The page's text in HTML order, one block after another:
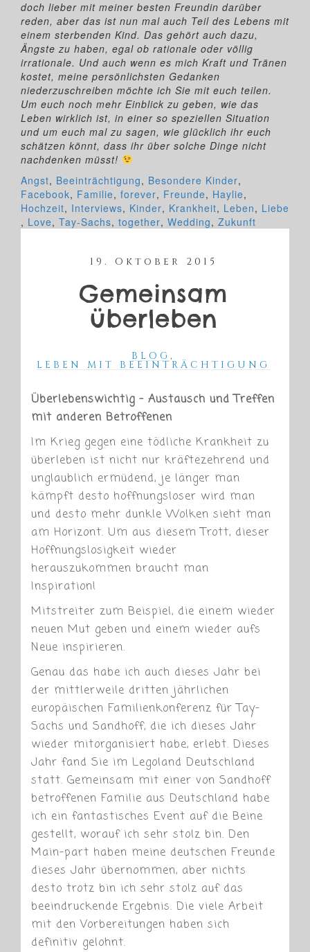
doch lieber mit meiner besten Freundin darüber
reden, aber das ist nun mal auch Teil des Lebens mit
einem sterbenden Kind. Das gehört auch dazu,
Ängste zu haben, egal ob rationale oder völlig
irrationale. Und auch wenn es mich Kraft und Tränen
kostet, meine persönlichsten Gedanken
niederzuschreiben möchte ich Sie mit euch teilen.
Um euch noch mehr Einblick zu geben, wie das
Leben wirklich ist, in einer so speziellen Situation
und um euch mal zu sagen, wie glücklich ihr euch
schätzen könnt, dass ihr über solche Dinge nicht
nachdenken müsst!
Angst, Beeinträchtigung, Besondere Kinder,
Facebook, Familie, forever, Freunde, Haylie,
Hochzeit, Interviews, Kinder, Krankheit, Leben, Liebe
, Love, Tay-Sachs, together, Wedding, Zukunft
19. Oktober 2015
Gemeinsam
überleben
BLOG ,
LEBEN MIT BEEINTRÄCHTIGUNG
Überlebenswichtig – Austausch und Treffen
mit anderen Betroffenen
Im Krieg gegen eine tödliche Krankheit zu
überleben ist nicht nur kräftezehrend und
unglaublich ermüdend, je länger man
kämpft desto hoffnungsloser wird man
und desto mehr dunkle Wolken sieht man
am Horizont. Um aus diesem Trott, dieser
Hoffnungslosigkeit wieder
herauszukommen braucht man
Inspiration!
Mitstreiter zum Beispiel, die einem wieder
neuen Mut geben und einem wieder aufs
Neue inspirieren.
Genau das habe ich auch dieses Jahr bei
der mittlerweile dritten jährlichen
europäischen Familienkonferenz für Tay-
Sachs und Sandhoff, die ich dieses Jahr
wieder mitorganisiert habe, erlebt. Dieses
Jahr fand Sie im Legoland Deutschland
statt. Gemeinsam mit einer von Sandhoff
betroffenen Familie aus Deutschland habe
ich ein fantastisches Event auf die Beine
gestellt, worauf ich sehr stolz bin. Den
Main-part haben meine deutschen Freunde
dieses Jahr übernommen, aber nichts
desto trotz bin ich sehr stolz auf das
beeindruckende Ergebnis. Die viele Arbeit
mit den Vorbereitungen haben sich
definitiv gelohnt.